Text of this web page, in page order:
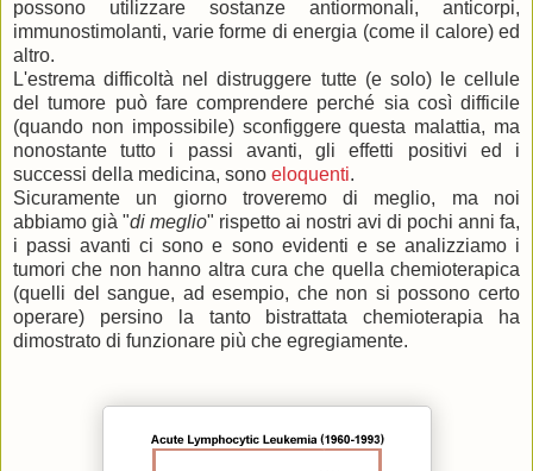
possono utilizzare sostanze antiormonali, anticorpi,
immunostimolanti, varie forme di energia (come il calore) ed
altro.
L'estrema difficoltà nel distruggere tutte (e solo) le cellule
del tumore può fare comprendere perché sia così difficile
(quando non impossibile) sconfiggere questa malattia, ma
nonostante tutto i passi avanti, gli effetti positivi ed i
successi della medicina, sono eloquenti.
Sicuramente un giorno troveremo di meglio, ma noi
abbiamo già "di meglio" rispetto ai nostri avi di pochi anni fa,
i passi avanti ci sono e sono evidenti e se analizziamo i
tumori che non hanno altra cura che quella chemioterapica
(quelli del sangue, ad esempio, che non si possono certo
operare) persino la tanto bistrattata chemioterapia ha
dimostrato di funzionare più che egregiamente.